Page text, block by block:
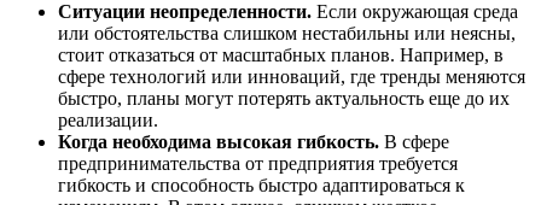
Ситуации неопределенности. Если окружающая среда
или обстоятельства слишком нестабильны или неясны,
стоит отказаться от масштабных планов. Например, в
сфере технологий или инноваций, где тренды меняются
быстро, планы могут потерять актуальность еще до их
реализации.
Когда необходима высокая гибкость. В сфере
предпринимательства от предприятия требуется
гибкость и способность быстро адаптироваться к